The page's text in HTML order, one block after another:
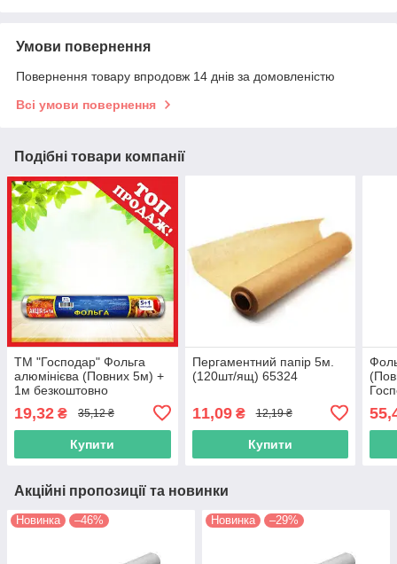
Умови повернення
Повернення товару впродовж 14 днів за домовленістю
Всі умови повернення
Подібні товари компанії
ТМ "Господар" Фольга
алюмінієва (Повних 5м) +
1м безкоштовно
19,32 ₴ 35,12 ₴
Купити
Пергаментний папір 5м.
(120шт/ящ) 65324
11,09₴ 12,19 ₴
Купити
Акційні пропозиції та новинки
Новинка –46% Новинка –29%